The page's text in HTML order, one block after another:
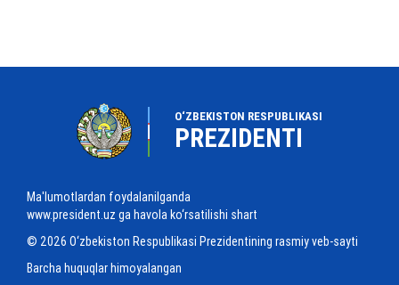
O‘ZBEKISTON RESPUBLIKASI
PREZIDENTI
Ma'lumotlardan foydalanilganda
www.president.uz ga havola ko‘rsatilishi shart
© 2026 O‘zbekiston Respublikasi Prezidentining rasmiy veb-sayti
Barcha huquqlar himoyalangan